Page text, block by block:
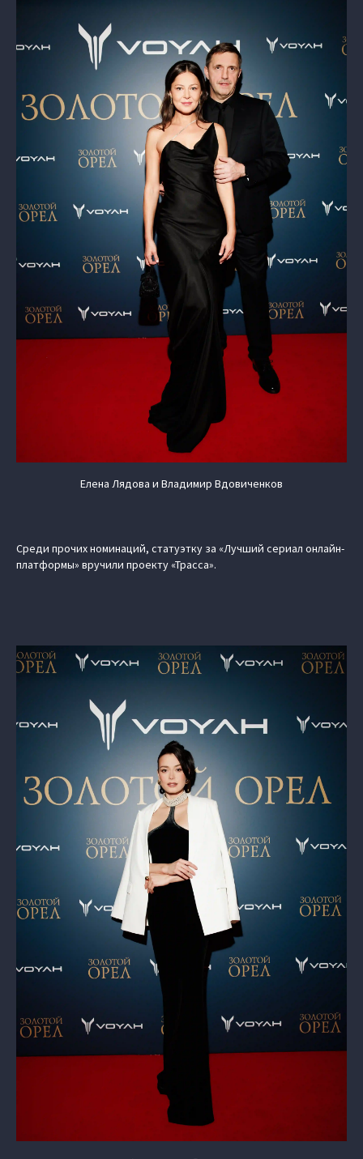
Елена Лядова и Владимир Вдовиченков
Среди прочих номинаций, статуэтку за «Лучший сериал онлайн-
платформы» вручили проекту «Трасса».